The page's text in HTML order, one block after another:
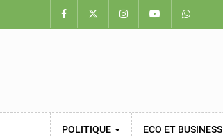
POLITIQUE ECO ET BUSINESS